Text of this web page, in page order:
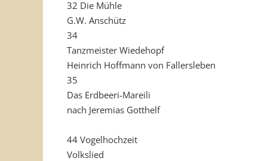
32 Die Mühle
G.W. Anschütz
34
Tanzmeister Wiedehopf
Heinrich Hoffmann von Fallersleben
35
Das Erdbeeri-Mareili
nach Jeremias Gotthelf
44 Vogelhochzeit
Volkslied